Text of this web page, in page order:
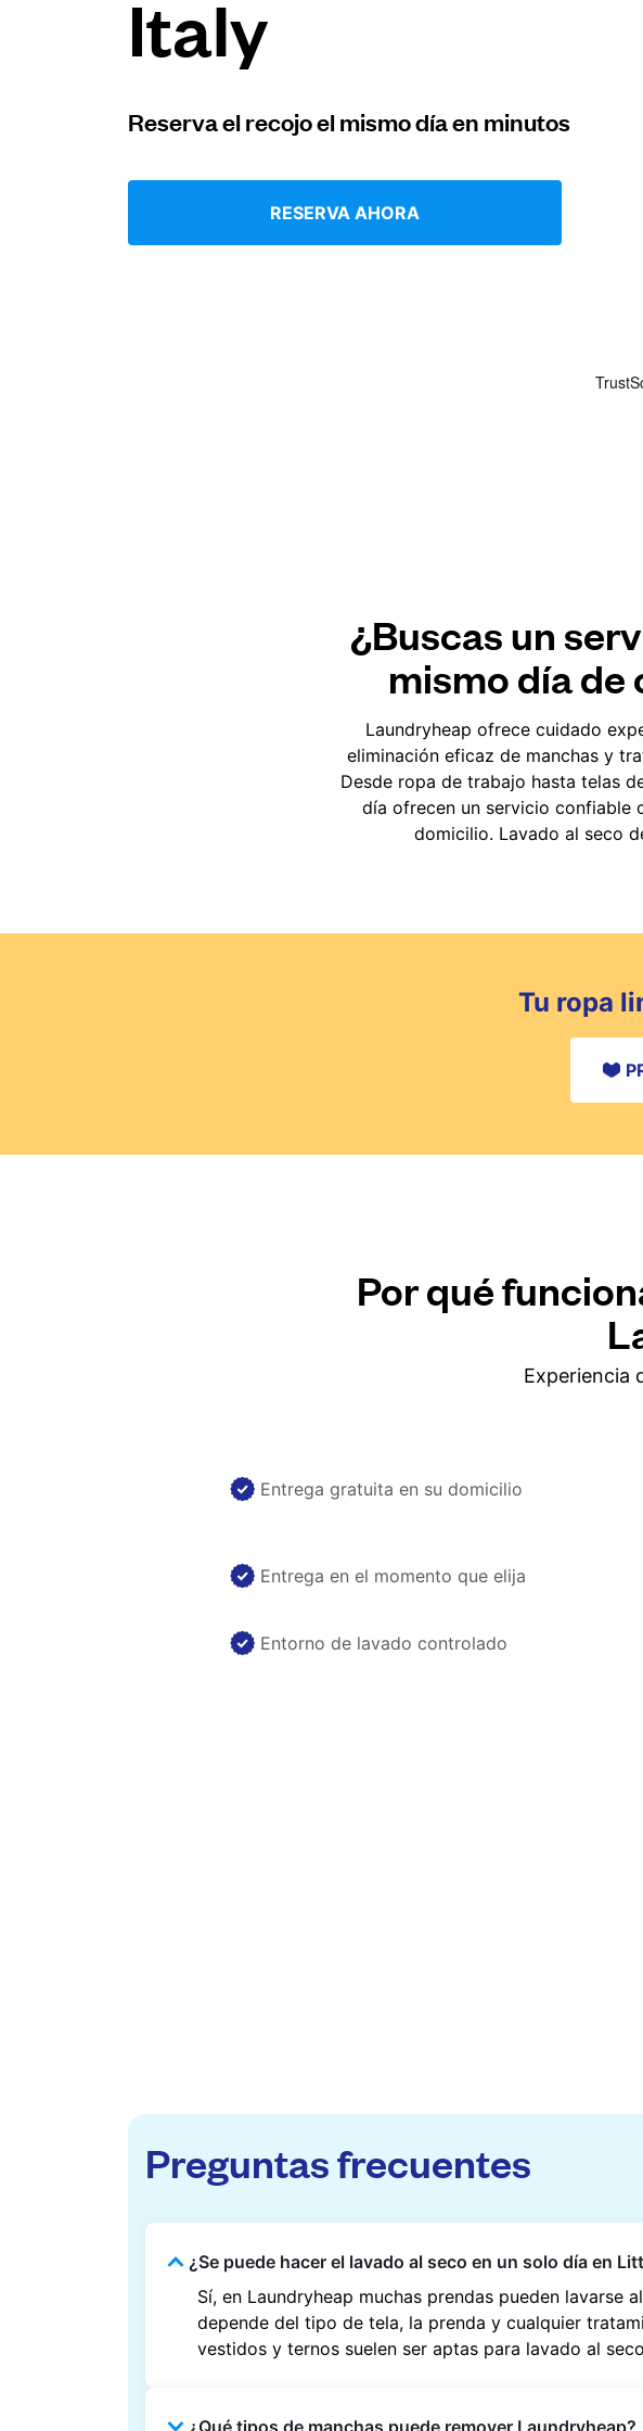
Iniciar sesión
Descarga nuestra app
Italy
Reserva el recojo el mismo día en minutos
RESERVA AHORA
¿Buscas un
mismo día
Laundryheap ofrece cuidado
eliminación eficaz de manchas y
Desde ropa de trabajo hasta telas
día ofrecen un servicio confiable
domicilio. Lavado al seco
Tu ropa
Por qué
Experiencia
Entrega gratuita en su domicilio
Entrega en el momento que elija
Entorno de lavado controlado
Preguntas frecuentes
¿Se puede hacer el lavado al seco en un solo día en
Sí, en Laundryheap muchas prendas pueden
depende del tipo de tela, la prenda y cualquier
vestidos y ternos suelen ser aptas para lavado al
¿Qué tipos de manchas puede remover Laundryheap?